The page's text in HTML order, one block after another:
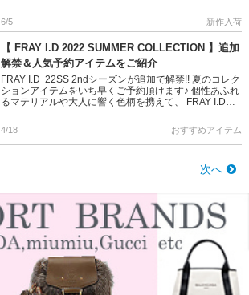
ートは着回 […]
6/5 新作入荷
【 FRAY I.D 2022 SUMMER COLLECTION 】追加
解禁＆人気予約アイテムをご紹介
FRAY I.D 22SS 2ndシーズンが追加で解禁!! 夏のコレク
ションアイテムをいち早くご予約頂けます♪ 個性あふれ
るマテリアルや大人に響く色柄を携えて、 FRAY I.D
4/18 おすすめアイテム
次へ